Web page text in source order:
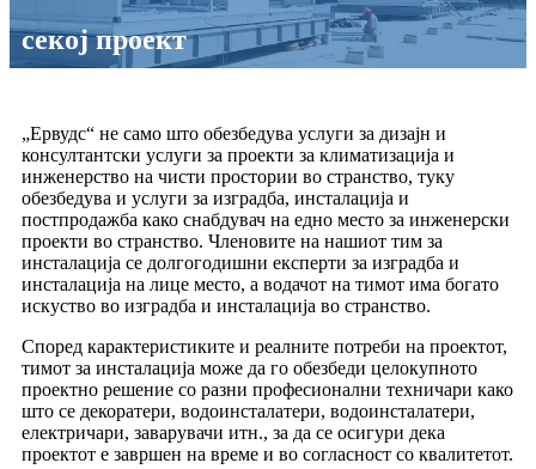
секој проект
„Ервудс“ не само што обезбедува услуги за дизајн и
консултантски услуги за проекти за климатизација и
инженерство на чисти простории во странство, туку
обезбедува и услуги за изградба, инсталација и
постпродажба како снабдувач на едно место за инженерски
проекти во странство. Членовите на нашиот тим за
инсталација се долгогодишни експерти за изградба и
инсталација на лице место, а водачот на тимот има богато
искуство во изградба и инсталација во странство.
Според карактеристиките и реалните потреби на проектот,
тимот за инсталација може да го обезбеди целокупното
проектно решение со разни професионални техничари како
што се декоратери, водоинсталатери, водоинсталатери,
електричари, заварувачи итн., за да се осигури дека
проектот е завршен на време и во согласност со квалитетот.